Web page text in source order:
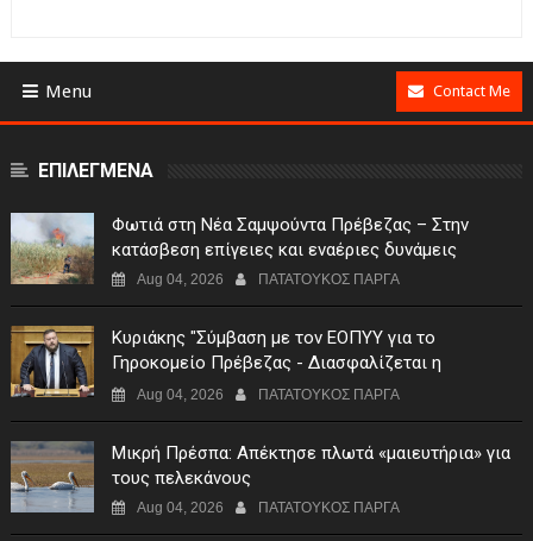
Menu Contact Me
ΕΠΙΛΕΓΜΕΝΑ
Φωτιά στη Νέα Σαμψούντα Πρέβεζας – Στην
κατάσβεση επίγειες και εναέριες δυνάμεις
Aug 04, 2026 ΠΑΤΑΤΟΥΚΟΣ ΠΑΡΓΑ
Κυριάκης "Σύμβαση με τον ΕΟΠΥΥ για το
Γηροκομείο Πρέβεζας - Διασφαλίζεται η
χρηματοδότηση της λειτουργίας του"
Aug 04, 2026 ΠΑΤΑΤΟΥΚΟΣ ΠΑΡΓΑ
Μικρή Πρέσπα: Απέκτησε πλωτά «μαιευτήρια» για
τους πελεκάνους
Aug 04, 2026 ΠΑΤΑΤΟΥΚΟΣ ΠΑΡΓΑ